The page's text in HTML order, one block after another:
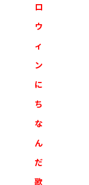
ロ
ウ
ィ
ン
に
ち
な
ん
だ
歌